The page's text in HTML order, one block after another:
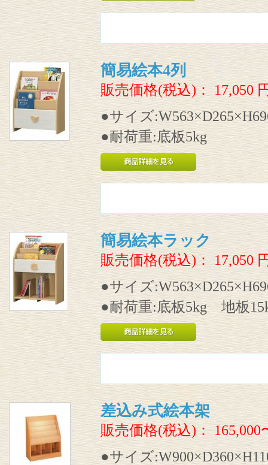
簡易絵本4列
販売価格(税込)： 17,050
●サイズ
●耐荷重:底板5kg
簡易絵本ラック
販売価格(税込)： 17,050
●サイズ
●耐荷重:底板5kg 地板
差込み式絵本架
販売価格(税込)：165,000
●サイズ